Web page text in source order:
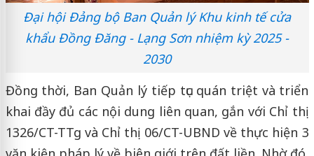
Đại hội Đảng bộ Ban Quản lý Khu kinh tế cửa
khẩu Đồng Đăng - Lạng Sơn nhiệm kỳ 2025 -
2030
Đồng thời, Ban Quản lý tiếp tục quán triệt và triển
khai đầy đủ các nội dung liên quan, gắn với Chỉ thị
1326/CT-TTg và Chỉ thị 06/CT-UBND về thực hiện 3